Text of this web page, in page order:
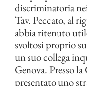
discriminatoria
Tav. Peccato, al
abbia ritenuto
svoltosi proprio
un suo collega
Genova. Presso
presentato uno